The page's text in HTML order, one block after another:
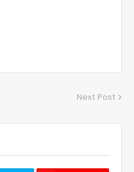
Next Post